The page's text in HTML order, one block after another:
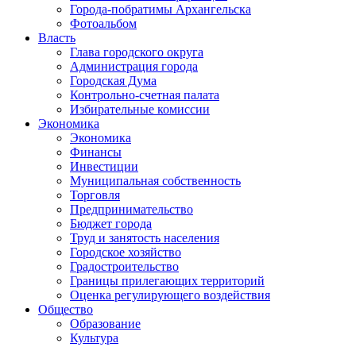
Города-побратимы Архангельска
Фотоальбом
Власть
Глава городского округа
Администрация города
Городская Дума
Контрольно-счетная палата
Избирательные комиссии
Экономика
Экономика
Финансы
Инвестиции
Муниципальная собственность
Торговля
Предпринимательство
Бюджет города
Труд и занятость населения
Городское хозяйство
Градостроительство
Границы прилегающих территорий
Оценка регулирующего воздействия
Общество
Образование
Культура